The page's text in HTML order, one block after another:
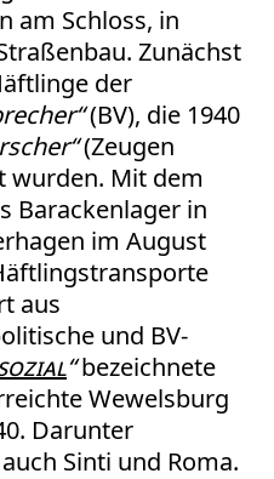
am Schloss, in
Zunächst
der
(BV), die 1940
(Zeugen
wurden. Mit dem
Barackenlager in
im August
aus
und BV-
“bezeichnete
Wewelsburg
Darunter
Sinti und Roma.